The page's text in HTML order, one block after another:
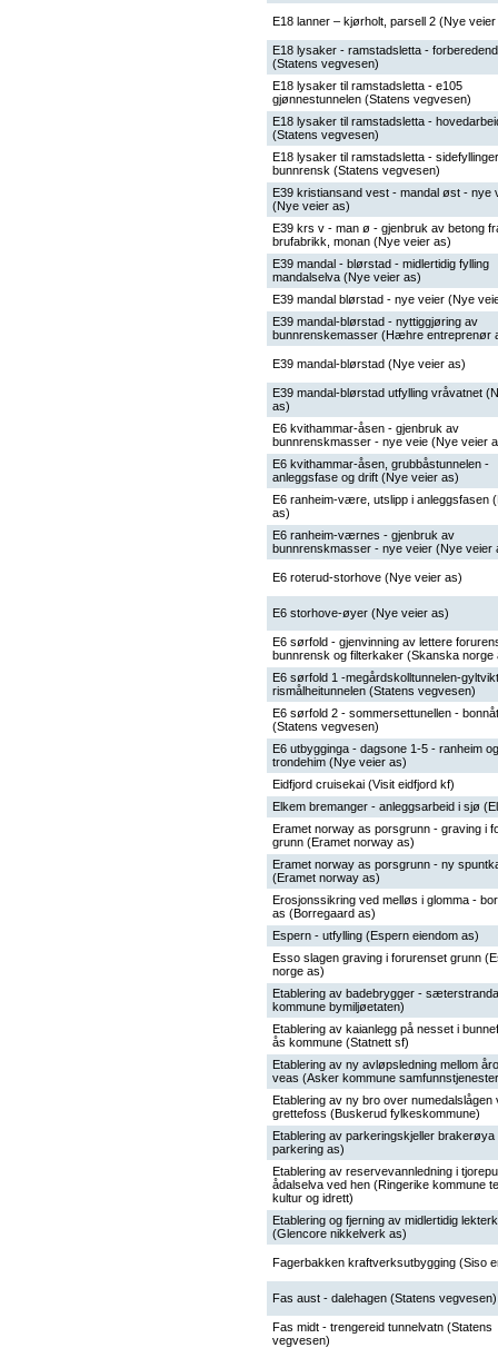
E18 lanner – kjørholt, parsell 2 (Nye
E18 lysaker - ramstadsletta -
(Statens vegvesen)
E18 lysaker til ramstadsletta - e105
gjønnestunnelen (Statens vegvesen)
E18 lysaker til ramstadsletta -
(Statens vegvesen)
E18 lysaker til ramstadsletta -
bunnrensk (Statens vegvesen)
E39 kristiansand vest - mandal øst - nye
(Nye veier as)
E39 krs v - man ø - gjenbruk av betong
brufabrikk, monan (Nye veier as)
E39 mandal - blørstad - midlertidig fylling
mandalselva (Nye veier as)
E39 mandal blørstad - nye veier (Nye
E39 mandal-blørstad - nyttiggjøring av
bunnrenskemasser (Hæhre entreprenør
E39 mandal-blørstad (Nye veier as)
E39 mandal-blørstad utfylling vråvatnet
as)
E6 kvithammar-åsen - gjenbruk av
bunnrenskmasser - nye veie (Nye veier
E6 kvithammar-åsen, grubbåstunnelen -
anleggsfase og drift (Nye veier as)
E6 ranheim-være, utslipp i anleggsfasen
as)
E6 ranheim-værnes - gjenbruk av
bunnrenskmasser - nye veier (Nye veier
E6 roterud-storhove (Nye veier as)
E6 storhove-øyer (Nye veier as)
E6 sørfold - gjenvinning av lettere
bunnrensk og filterkaker (Skanska norge
E6 sørfold 1 -megårdskolltunnelen-
rismålheitunnelen (Statens vegvesen)
E6 sørfold 2 - sommersettunellen -
(Statens vegvesen)
E6 utbygginga - dagsone 1-5 - ranheim og
trondehim (Nye veier as)
Eidfjord cruisekai (Visit eidfjord kf)
Elkem bremanger - anleggsarbeid i sjø
Eramet norway as porsgrunn - graving i
grunn (Eramet norway as)
Eramet norway as porsgrunn - ny
(Eramet norway as)
Erosjonssikring ved melløs i glomma -
as (Borregaard as)
Espern - utfylling (Espern eiendom as)
Esso slagen graving i forurenset grunn
norge as)
Etablering av badebrygger -
kommune bymiljøetaten)
Etablering av kaianlegg på nesset i
ås kommune (Statnett sf)
Etablering av ny avløpsledning mellom
veas (Asker kommune
Etablering av ny bro over numedalslågen
grettefoss (Buskerud fylkeskommune)
Etablering av parkeringskjeller brakerøya
parkering as)
Etablering av reservevannledning i
ådalselva ved hen (Ringerike kommune
kultur og idrett)
Etablering og fjerning av midlertidig
(Glencore nikkelverk as)
Fagerbakken kraftverksutbygging (Siso
Fas aust - dalehagen (Statens vegvesen)
Fas midt - trengereid tunnelvatn (Statens
vegvesen)